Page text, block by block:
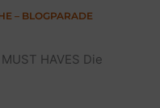
– BLOGPARADE
HAVES Die